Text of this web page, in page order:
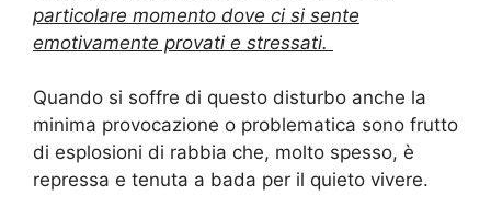
particolare momento dove ci si sente
emotivamente provati e stressati.
Quando si soffre di questo disturbo anche la
minima provocazione o problematica sono frutto
di esplosioni di rabbia che, molto spesso, è
repressa e tenuta a bada per il quieto vivere.